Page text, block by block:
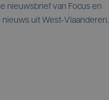
nieuwsbrief van Focus en
uit West-Vlaanderen.